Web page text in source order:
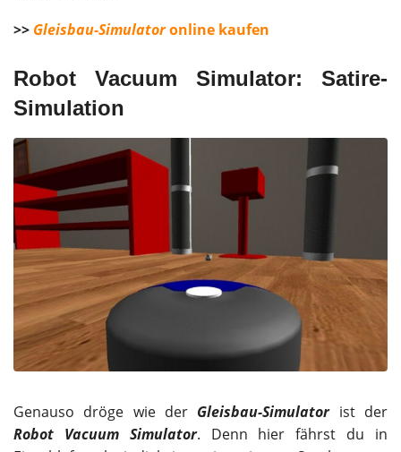
>> Gleisbau-Simulatoronline kaufen
Robot Vacuum Simulator: Satire-
Simulation
Genauso dröge wie der Gleisbau-Simulatorist der
Robot Vacuum Simulator. Denn hier fährst du in